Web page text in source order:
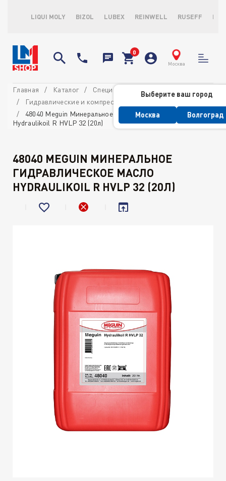
LIQUI MOLY BIZOL LUBEX REINWELL RUSEFF
Москва
Выберите ваш город
Москва Волгоград
Главная Каталог
Специализированные масла
Гидравлические и компрессорные масла
48040 Meguin Минеральное гидравлическое масло
Hydraulikoil R HVLP 32 (20л)
48040 MEGUIN МИНЕРАЛЬНОЕ
ГИДРАВЛИЧЕСКОЕ МАСЛО
HYDRAULIKOIL R HVLP 32 (20Л)